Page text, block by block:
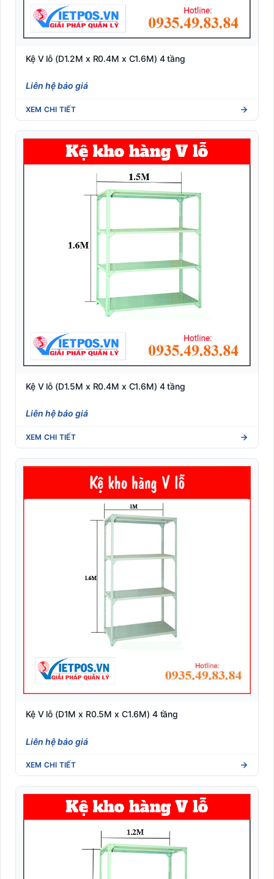
Kệ V lỗ (D1.2M x R0.4M x C1.6M) 4 tầng
Liên hệ báo giá
XEM CHI TIẾT
Kệ V lỗ (D1.5M x R0.4M x C1.6M) 4 tầng
Liên hệ báo giá
XEM CHI TIẾT
Kệ V lỗ (D1M x R0.5M x C1.6M) 4 tầng
Liên hệ báo giá
XEM CHI TIẾT